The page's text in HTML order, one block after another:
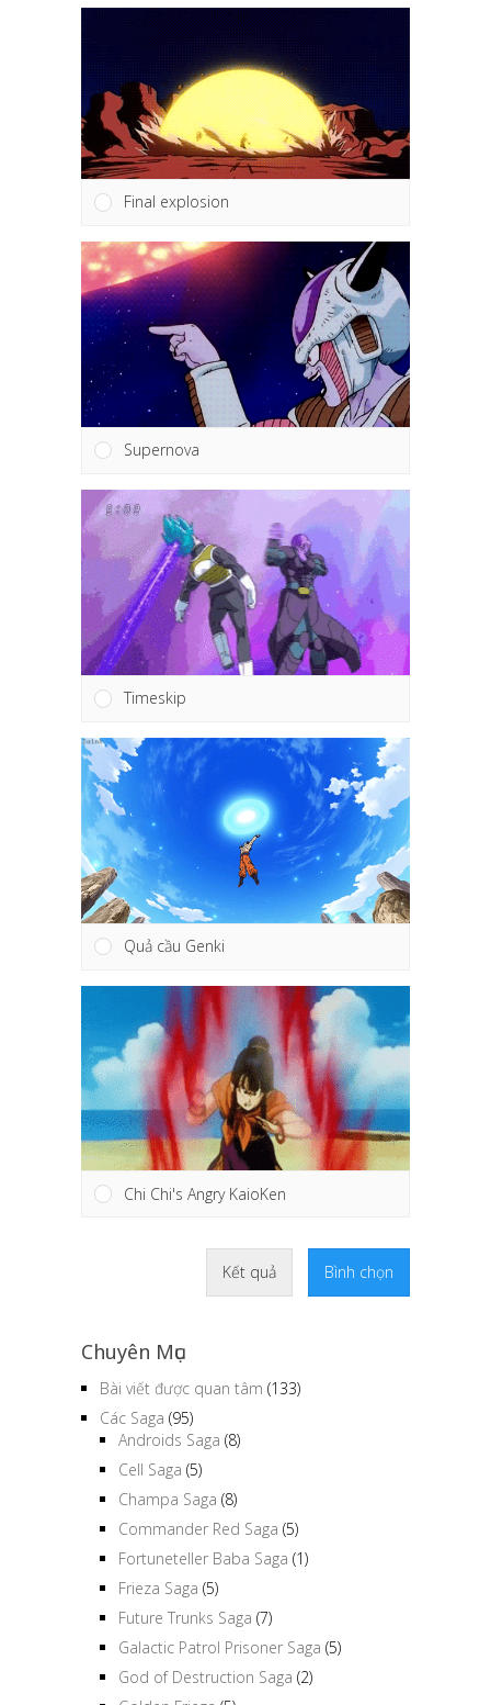
Final explosion
Supernova
Timeskip
Quả cầu Genki
Chi Chi's Angry KaioKen
Kết quả Bình chọn
Chuyên Mục
Bài viết được quan tâm (133)
Các Saga (95)
Androids Saga (8)
Cell Saga (5)
Champa Saga (8)
Commander Red Saga (5)
Fortuneteller Baba Saga (1)
Frieza Saga (5)
Future Trunks Saga (7)
Galactic Patrol Prisoner Saga (5)
God of Destruction Saga (2)